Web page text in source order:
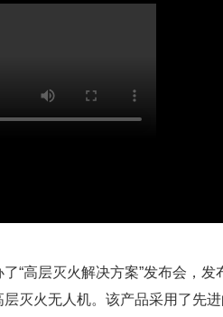
“高层灭火解决方案”发布会，发
灭火无人机。该产品采用了先